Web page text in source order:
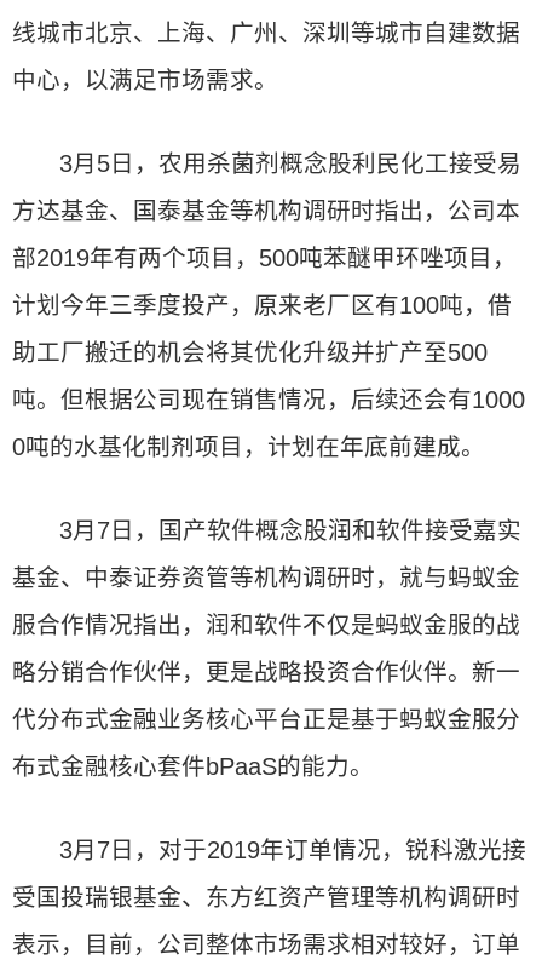
线城市北京、上海、广州、深圳等城市自建数据
中心，以满足市场需求。
3月5日，农用杀菌剂概念股利民化工接受易
方达基金、国泰基金等机构调研时指出，公司本
部2019年有两个项目，500吨苯醚甲环唑项目，
计划今年三季度投产，原来老厂区有100吨，借
助工厂搬迁的机会将其优化升级并扩产至500
吨。但根据公司现在销售情况，后续还会有1000
0吨的水基化制剂项目，计划在年底前建成。
3月7日，国产软件概念股润和软件接受嘉实
基金、中泰证券资管等机构调研时，就与蚂蚁金
服合作情况指出，润和软件不仅是蚂蚁金服的战
略分销合作伙伴，更是战略投资合作伙伴。新一
代分布式金融业务核心平台正是基于蚂蚁金服分
布式金融核心套件bPaaS的能力。
3月7日，对于2019年订单情况，锐科激光接
受国投瑞银基金、东方红资产管理等机构调研时
表示，目前，公司整体市场需求相对较好，订单